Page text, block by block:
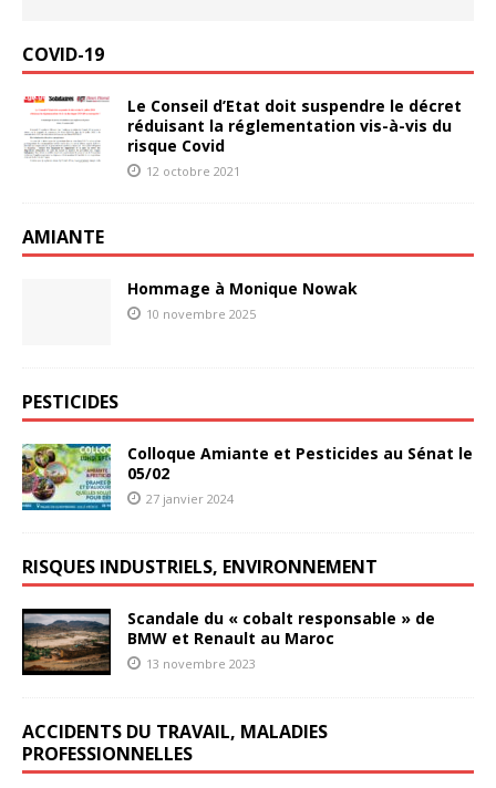
COVID-19
Le Conseil d’Etat doit suspendre le décret
réduisant la réglementation vis-à-vis du
risque Covid
12 octobre 2021
AMIANTE
Hommage à Monique Nowak
10 novembre 2025
PESTICIDES
Colloque Amiante et Pesticides au Sénat le
05/02
27 janvier 2024
RISQUES INDUSTRIELS, ENVIRONNEMENT
Scandale du « cobalt responsable » de
BMW et Renault au Maroc
13 novembre 2023
ACCIDENTS DU TRAVAIL, MALADIES
PROFESSIONNELLES